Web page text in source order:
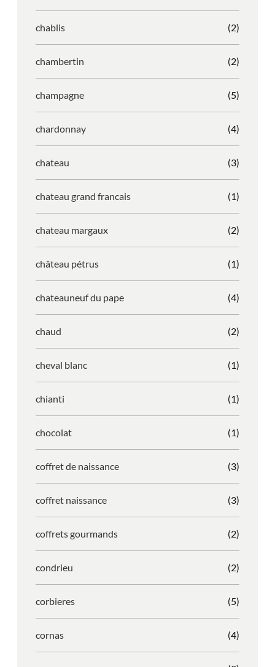
chablis (2)
chambertin (2)
champagne (5)
chardonnay (4)
chateau (3)
chateau grand francais (1)
chateau margaux (2)
château pétrus (1)
chateauneuf du pape (4)
chaud (2)
cheval blanc (1)
chianti (1)
chocolat (1)
coffret de naissance (3)
coffret naissance (3)
coffrets gourmands (2)
condrieu (2)
corbieres (5)
cornas (4)